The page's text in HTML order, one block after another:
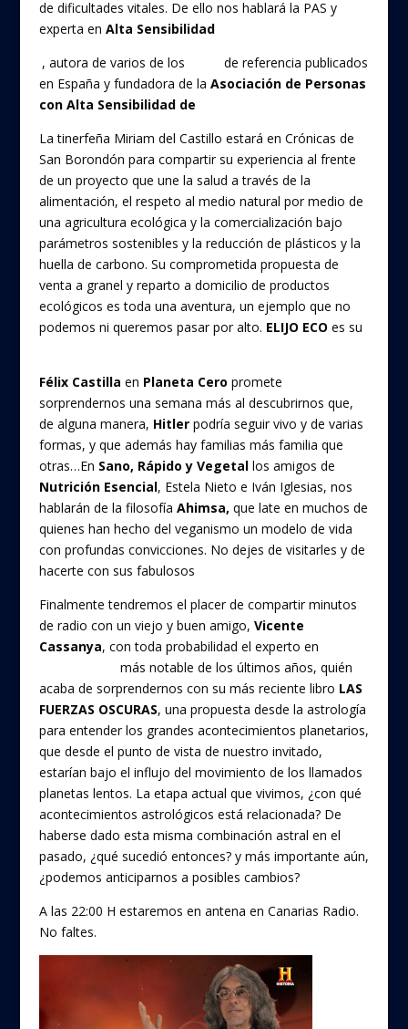
de dificultades vitales. De ello nos hablará la PAS y
experta en Alta Sensibilidad
, autora de varios de los
de referencia publicados
en España y fundadora de la Asociación de Personas
con Alta Sensibilidad de
La tinerfeña Miriam del Castillo estará en Crónicas de
San Borondón para compartir su experiencia al frente
de un proyecto que une la salud a través de la
alimentación, el respeto al medio natural por medio de
una agricultura ecológica y la comercialización bajo
parámetros sostenibles y la reducción de plásticos y la
huella de carbono. Su comprometida propuesta de
venta a granel y reparto a domicilio de productos
ecológicos es toda una aventura, un ejemplo que no
podemos ni queremos pasar por alto. ELIJO ECO es su
Félix Castilla en Planeta Cero promete
sorprendernos una semana más al descubrirnos que,
de alguna manera, Hitlerpodría seguir vivo y de varias
formas, y que además hay familias más familia que
otras…En Sano, Rápido y Vegetallos amigos de
Nutrición Esencial, Estela Nieto e Iván Iglesias, nos
hablarán de la filosofía Ahimsa, que late en muchos de
quienes han hecho del veganismo un modelo de vida
con profundas convicciones. No dejes de visitarles y de
hacerte con sus fabulosos
Finalmente tendremos el placer de compartir minutos
de radio con un viejo y buen amigo, Vicente
Cassanya, con toda probabilidad el experto en
más notable de los últimos años, quién
acaba de sorprendernos con su más reciente libro LAS
FUERZAS OSCURAS, una propuesta desde la astrología
para entender los grandes acontecimientos planetarios,
que desde el punto de vista de nuestro invitado,
estarían bajo el influjo del movimiento de los llamados
planetas lentos. La etapa actual que vivimos, ¿con qué
acontecimientos astrológicos está relacionada? De
haberse dado esta misma combinación astral en el
pasado, ¿qué sucedió entonces? y más importante aún,
¿podemos anticiparnos a posibles cambios?
A las 22:00 H estaremos en antena en Canarias Radio.
No faltes.